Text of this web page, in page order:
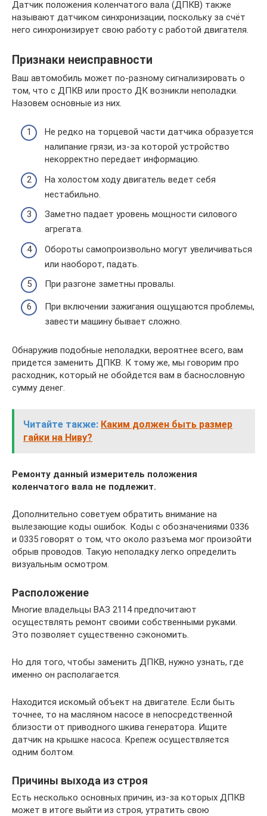
Датчик положения коленчатого вала (ДПКВ) также
называют датчиком синхронизации, поскольку за счёт
него синхронизирует свою работу с работой двигателя.
Признаки неисправности
Ваш автомобиль может по-разному сигнализировать о
том, что с ДПКВ или просто ДК возникли неполадки.
Назовем основные из них.
Не редко на торцевой части датчика образуется
налипание грязи, из-за которой устройство
некорректно передает информацию.
На холостом ходу двигатель ведет себя
нестабильно.
Заметно падает уровень мощности силового
агрегата.
Обороты самопроизвольно могут увеличиваться
или наоборот, падать.
При разгоне заметны провалы.
При включении зажигания ощущаются проблемы,
завести машину бывает сложно.
Обнаружив подобные неполадки, вероятнее всего, вам
придется заменить ДПКВ. К тому же, мы говорим про
расходник, который не обойдется вам в баснословную
сумму денег.
Читайте также: Каким должен быть размер
гайки на Ниву?
Ремонту данный измеритель положения
коленчатого вала не подлежит.
Дополнительно советуем обратить внимание на
вылезающие коды ошибок. Коды с обозначениями 0336
и 0335 говорят о том, что около разъема мог произойти
обрыв проводов. Такую неполадку легко определить
визуальным осмотром.
Расположение
Многие владельцы ВАЗ 2114 предпочитают
осуществлять ремонт своими собственными руками.
Это позволяет существенно сэкономить.
Но для того, чтобы заменить ДПКВ, нужно узнать, где
именно он располагается.
Находится искомый объект на двигателе. Если быть
точнее, то на масляном насосе в непосредственной
близости от приводного шкива генератора. Ищите
датчик на крышке насоса. Крепеж осуществляется
одним болтом.
Причины выхода из строя
Есть несколько основных причин, из-за которых ДПКВ
может в итоге выйти из строя, утратить свою